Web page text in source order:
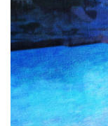
SHARE